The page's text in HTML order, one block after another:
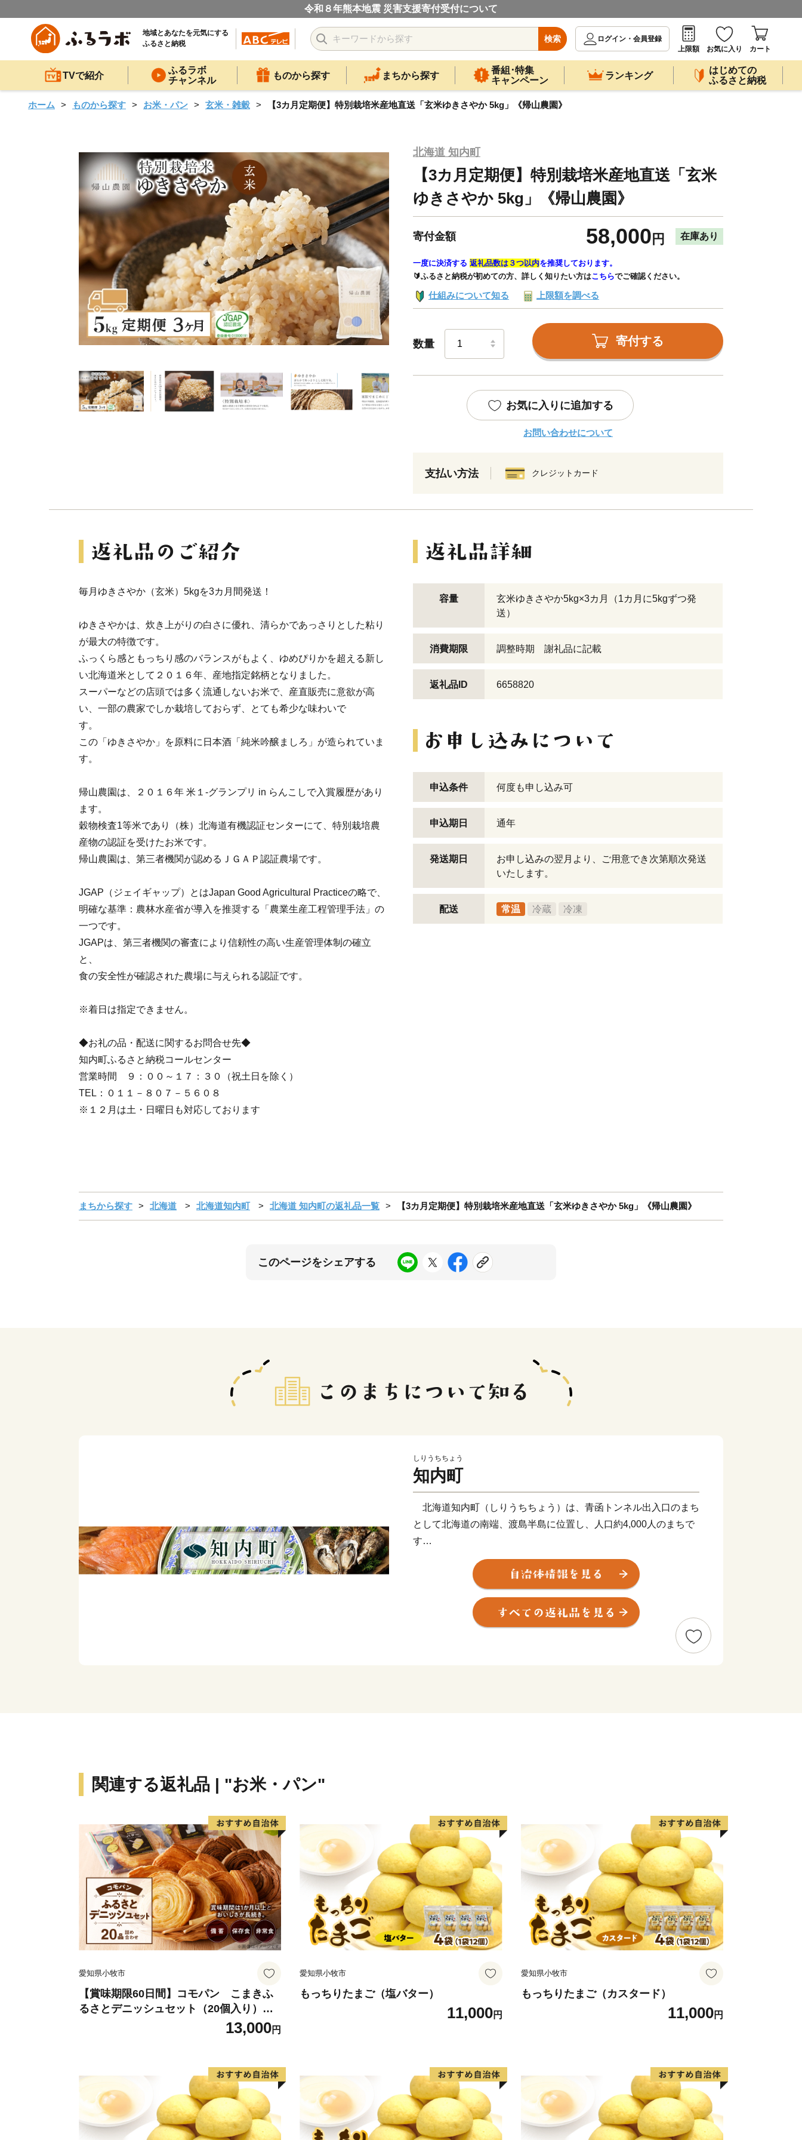
令和８年熊本地震 災害支援寄付受付について
地域とあなたを元気にする
ふるさと納税
検索
ログイン・会員登録
上限額
お気に入り カート
TVで紹介
ふるラボ
チャンネル
ものから探す まちから探す
番組･特集
キャンペーン
ランキング
はじめての
ふるさと納税
ホーム ものから探す お米・パン 玄米・雑穀 【3カ月定期便】特別栽培米産地直送「玄米ゆきさやか 5kg」《帰山農園》
北海道 知内町
【3カ月定期便】特別栽培米産地直送「玄米
ゆきさやか 5kg」《帰山農園》
寄付金額 58,000 円 在庫あり
一度に決済する 返礼品数は３つ以内を推奨しております。
🔰ふるさと納税が初めての方、詳しく知りたい方はこちらでご確認ください。
仕組みについて知る 上限額を調べる
数量 寄付する
お気に入りに追加する
お問い合わせについて
支払い方法 クレジットカード
毎月ゆきさやか（玄米）5kgを3カ月間発送！
ゆきさやかは、炊き上がりの白さに優れ、清らかであっさりとした粘り
が最大の特徴です。
ふっくら感ともっちり感のバランスがもよく、ゆめぴりかを超える新し
い北海道米として２０１６年、産地指定銘柄となりました。
スーパーなどの店頭では多く流通しないお米で、産直販売に意欲が高
い、一部の農家でしか栽培しておらず、とても希少な味わいで
す。
この「ゆきさやか」を原料に日本酒「純米吟醸ましろ」が造られていま
す。
帰山農園は、２０１６年 米１-グランプリ in らんこしで入賞履歴があり
ます。
穀物検査1等米であり（株）北海道有機認証センターにて、特別栽培農
産物の認証を受けたお米です。
帰山農園は、第三者機関が認めるＪＧＡＰ認証農場です。
JGAP（ジェイギャップ）とはJapan Good Agricultural Practiceの略で、
明確な基準：農林水産省が導入を推奨する「農業生産工程管理手法」の
一つです。
JGAPは、第三者機関の審査により信頼性の高い生産管理体制の確立
と、
食の安全性が確認された農場に与えられる認証です。
※着日は指定できません。
◆お礼の品・配送に関するお問合せ先◆
知内町ふるさと納税コールセンター
営業時間 ９：００～１７：３０（祝土日を除く）
TEL：０１１－８０７－５６０８
※１２月は土・日曜日も対応しております
容量
玄米ゆきさやか5kg×3カ月（1カ月に5kgずつ発
送）
消費期限 調整時期 謝礼品に記載
返礼品ID 6658820
申込条件 何度も申し込み可
申込期日 通年
発送期日
お申し込みの翌月より、ご用意でき次第順次発送
いたします。
配送 常温 冷蔵 冷凍
まちから探す 北海道 北海道知内町 北海道 知内町の返礼品一覧 【3カ月定期便】特別栽培米産地直送「玄米ゆきさやか 5kg」《帰山農園》
このページをシェアする
しりうちちょう
知内町
北海道知内町（しりうちちょう）は、青函トンネル出入口のまち
として北海道の南端、渡島半島に位置し、人口約4,000人のまちで
す
温暖な気候、豊かな自然と美しい景観に包まれ、800年余の永い歴
史を持ち、北海道一の産地となったニラやほうれん草、トマトなど
の山の幸と、津軽海峡の荒波に揉まれて育った牡蠣やマコガレイな
どの海の幸が溢れ、更に食品加工や木材加工、火力発電所など多様
な産業が発展してきた町です。
その他、トマト収穫体験など都会にはない自然を相手にする北海
０５０－３３５５－２１９７(全自治体共通)
※14桁の寄附受付番号とお申込み時の電話番号下４桁が必要です
※休日・夜間も対応しております
※住所・氏名に変更がある場合は、直接コールセンターまでご連絡
ください。
２．お礼の品・配送について
知内町ふるさと納税コールセンター
TEL：０１１－８０７－５６０８
Mail：shiriuchi_furusato@souplesse.jp
※１２月は土・日曜日も対応しております
関連する返礼品 | "お米・パン"
愛知県小牧市
【賞味期限60日間】コモパン こまきふ
るさとデニッシュセット（20個入り）／
災害用備蓄 保存食 非常食 防災グッズにも
13,000円
愛知県小牧市
もっちりたまご（塩バター）
11,000円
愛知県小牧市
もっちりたまご（カスタード）
11,000円